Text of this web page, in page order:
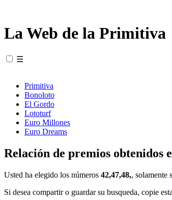
La Web de la Primitiva
☰
Primitiva
Bonoloto
El Gordo
Lototurf
Euro Millones
Euro Dreams
Relación de premios obtenidos
Usted ha elegido los números 42,47,48,, solamente
Si desea compartir o guardar su busqueda, copie